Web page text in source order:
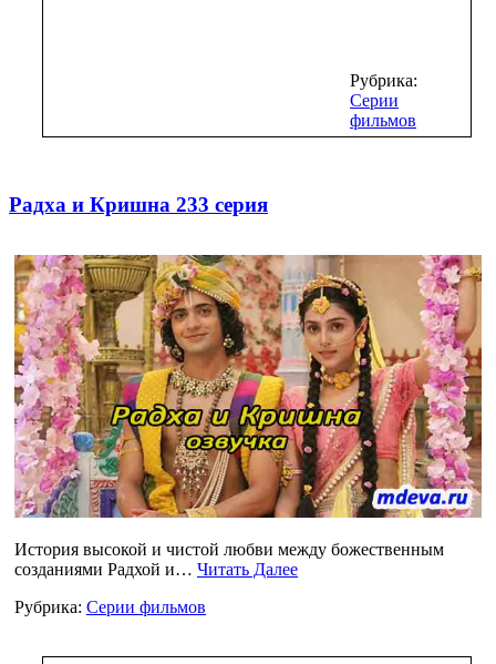
Рубрика:
Серии
фильмов
Радха и Кришна 233 серия
История высокой и чистой любви между божественным
созданиями Радхой и… Читать Далее
Рубрика: Серии фильмов